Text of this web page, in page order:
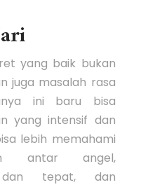
yang baik bukan
juga masalah rasa
ini baru bisa
yang intensif dan
lebih memahami
antar angel,
dan tepat, dan